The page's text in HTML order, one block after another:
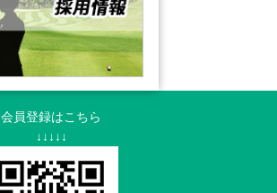
会員登録はこちら
↓↓↓↓↓